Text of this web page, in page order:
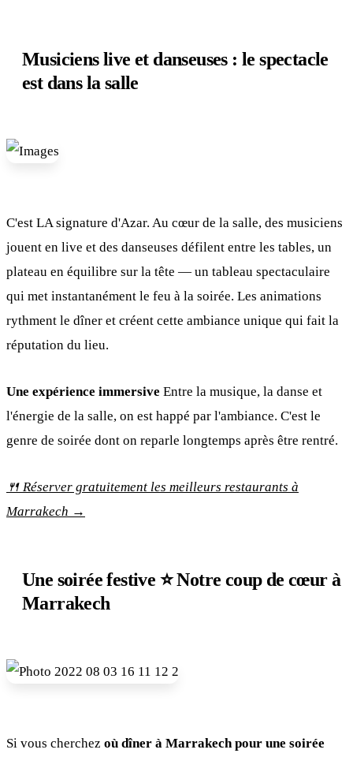
Musiciens live et danseuses : le spectacle
est dans la salle
C'est LA signature d'Azar. Au cœur de la salle, des musiciens
jouent en live et des danseuses défilent entre les tables, un
plateau en équilibre sur la tête — un tableau spectaculaire
qui met instantanément le feu à la soirée. Les animations
rythment le dîner et créent cette ambiance unique qui fait la
réputation du lieu.
Une expérience immersive Entre la musique, la danse et
l'énergie de la salle, on est happé par l'ambiance. C'est le
genre de soirée dont on reparle longtemps après être rentré.
🍴 Réserver gratuitement les meilleurs restaurants à
Marrakech →
Une soirée festive ⭐ Notre coup de cœur à
Marrakech
Si vous cherchez où dîner à Marrakech pour une soirée